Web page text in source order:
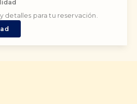
detalles para tu reservación.